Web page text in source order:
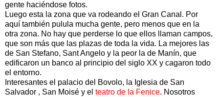
gente haciéndose fotos.
Luego esta la zona que va rodeando el Gran Canal. Por
aquí también pulula mucha gente, pero menos que en la
otra zona. No hay que perderse lo que ellos llaman campos,
que son más que las plazas de toda la vida. La mejores las
de San Stefano, Sant Angelo y la peor la de Manín, que
edificaron un banco al principio del siglo XX y cagaron todo
el entorno.
Interesantes el palacio del Bovolo, la Iglesia de San
Salvador , San Moisé y el teatro de la Fenice. Nosotros